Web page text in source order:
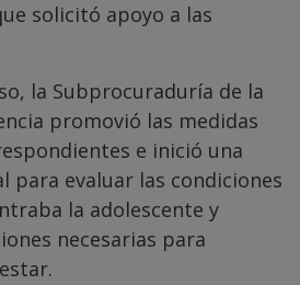
solicitó apoyo a las
la Subprocuraduría de la
promovió las medidas
e inició una
para evaluar las condiciones
la adolescente y
necesarias para